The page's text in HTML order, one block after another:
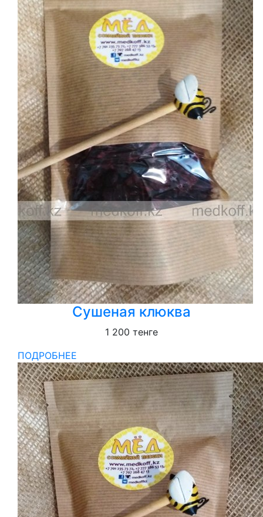
Сушеная клюква
1 200 тенге
ПОДРОБНЕЕ